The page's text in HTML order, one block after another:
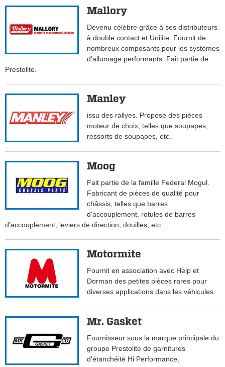
Mallory
Devenu célèbre grâce à ses distributeurs
à double contact et Unilite. Fournit de
nombreux composants pour les systèmes
d'allumage performants. Fait partie de
Prestolite.
Manley
issu des rallyes. Propose des pièces
moteur de choix, telles que soupapes,
ressorts de soupapes, etc.
Moog
Fait partie de la famille Federal Mogul.
Fabricant de pièces de qualité pour
châssis, telles que barres
d'accouplement, rotules de barres
d'accouplement, leviers de direction, douilles, etc.
Motormite
Fournit en association avec Help et
Dorman des petites pièces rares pour
diverses applications dans les véhicules.
Mr. Gasket
Fournisseur sous la marque principale du
groupe Prestolite de garnitures
d'étanchéité Hi Performance,